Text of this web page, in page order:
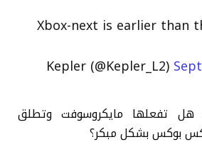
Xbox-next is earlier than
هل تفعلها مايكروسوفت وتطلق
بوكس بشكل مبكر؟